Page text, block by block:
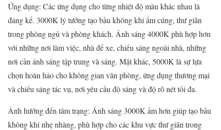
Ứng dụng: Các ứng dụng cho từng nhiệt độ màu khác nhau là
đáng kể. 3000K lý tưởng tạo bầu không khí ấm cúng, thư giãn
trong phòng ngủ và phòng khách. Ánh sáng 4000K phù hợp hơn
với những nơi làm việc, nhà để xe, chiếu sáng ngoài nhà, những
nơi cần ánh sáng tập trung và sáng. Mặt khác, 5000K là sự lựa
chọn hoàn hảo cho không gian văn phòng, ứng dụng thương mại
và chiếu sáng tác vụ, nơi yêu cầu độ sáng và độ rõ nét tối đa.
Ảnh hưởng đến tâm trạng: Ánh sáng 3000K ấm hơn giúp tạo bầu
không khí nhẹ nhàng, phù hợp cho các khu vực thư giãn trong